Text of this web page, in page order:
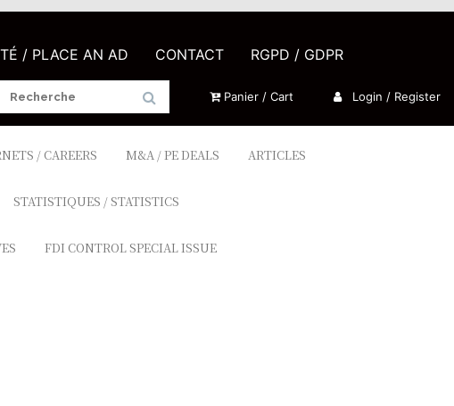
/ PLACE AN AD CONTACT RGPD / GDPR
Panier / Cart Login / Register
/ CAREERS M&A / PE DEALS ARTICLES
STATISTIQUES / STATISTICS
FDI CONTROL SPECIAL ISSUE